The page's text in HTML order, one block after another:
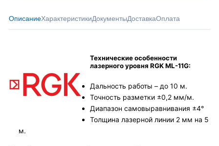
ОписаниеХарактеристикиДокументыДоставкаОплата
Технические особенности
лазерного уровня RGK ML-11G:
Дальность работы – до 10 м.
Точность разметки ±0,2 мм/м.
Диапазон самовыравнивания ±4°
Толщина лазерной линии 2 мм на 5
м.